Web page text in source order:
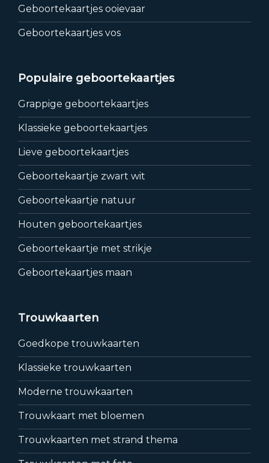
Geboortekaartjes ooievaar
Geboortekaartjes vos
Populaire geboortekaartjes
Grappige geboortekaartjes
Klassieke geboortekaartjes
Lieve geboortekaartjes
Geboortekaartje zwart wit
Geboortekaartje natuur
Houten geboortekaartjes
Geboortekaartje met strikje
Geboortekaartjes maan
Trouwkaarten
Goedkope trouwkaarten
Klassieke trouwkaarten
Moderne trouwkaarten
Trouwkaart met bloemen
Trouwkaarten met strand thema